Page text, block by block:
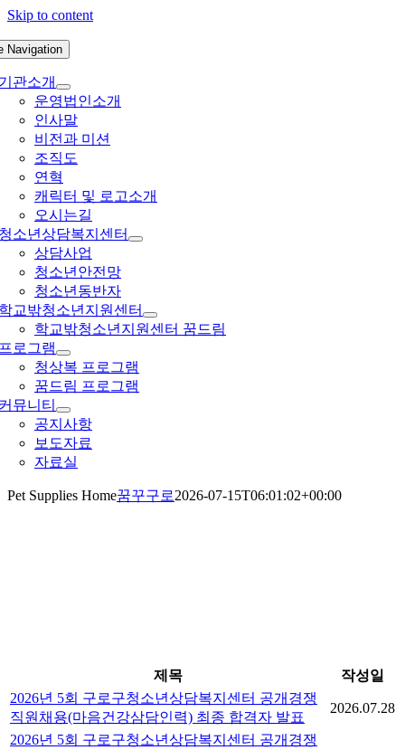
Skip to content
Navigation
관소개
운영법인소개
인사말
비전과 미션
조직도
연혁
캐릭터 및 로고소개
오시는길
소년상담복지센터
상담사업
청소년안전망
청소년동반자
교밖청소년지원센터
학교밖청소년지원센터 꿈드림
로그램
청상복 프로그램
꿈드림 프로그램
뮤니티
공지사항
보도자료
자료실
Pet Supplies Home꿈꾸구로2026-07-15T06:01:02+00:00
제목
작성일
2026년 5회 구로구청소년상담복지센터 공개경쟁
직원채용(마음건강삼담인력) 최종 합격자 발표
2026.07.28
2026년 5회 구로구청소년상담복지센터 공개경쟁